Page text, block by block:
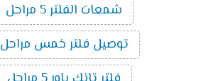
شمعات الفلتر 5 مراحل
توصيل فلتر خمس مراحل